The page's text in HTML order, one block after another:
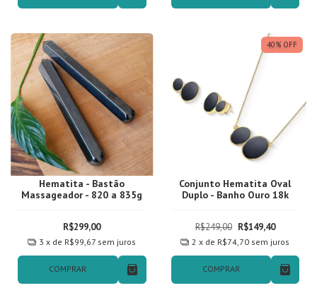
Hematita - Bastão
Massageador - 820 a 835g
R$299,00
3 x de R$99,67 sem juros
COMPRAR
40% OFF
Conjunto Hematita Oval
Duplo - Banho Ouro 18k
R$249,00 R$149,40
2 x de R$74,70 sem juros
COMPRAR